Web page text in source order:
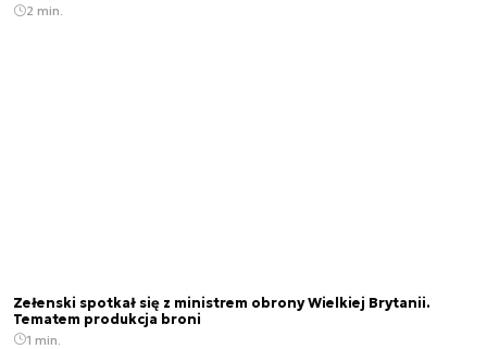
2 min.
Zełenski spotkał się z ministrem obrony Wielkiej Brytanii.
Tematem produkcja broni
1 min.